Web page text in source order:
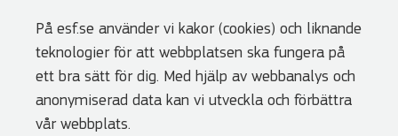
På esf.se använder vi kakor (cookies) och liknande
teknologier för att webbplatsen ska fungera på
ett bra sätt för dig. Med hjälp av webbanalys och
anonymiserad data kan vi utveckla och förbättra
vår webbplats.
Nyhetsbrev
Genvägar
Webbshoppen